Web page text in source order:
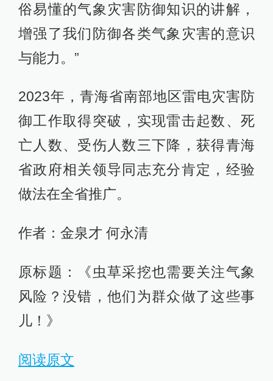
俗易懂的气象灾害防御知识的讲解，
增强了我们防御各类气象灾害的意识
与能力。”
2023年，青海省南部地区雷电灾害防
御工作取得突破，实现雷击起数、死
亡人数、受伤人数三下降，获得青海
省政府相关领导同志充分肯定，经验
做法在全省推广。
作者：金泉才 何永清
原标题：《虫草采挖也需要关注气象
风险？没错，他们为群众做了这些事
儿！》
阅读原文